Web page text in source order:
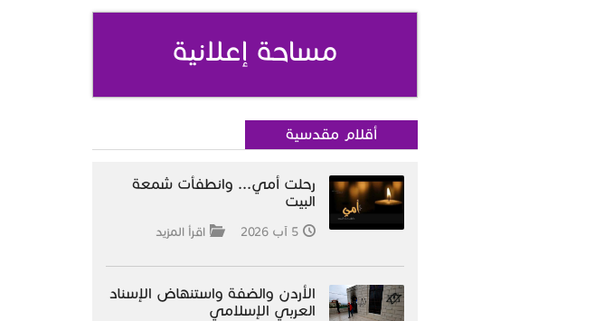
مساحة إعلانية
أقلام مقدسية
رحلت أمي... وانطفأت شمعة
البيت
5 آب 2026 اقرأ المزيد
الأردن والضفة واستنهاض الإسناد
العربي الإسلامي